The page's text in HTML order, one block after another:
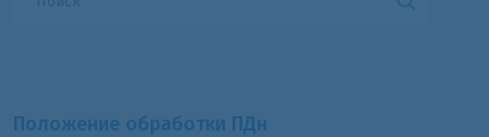
Положение обработки ПДн